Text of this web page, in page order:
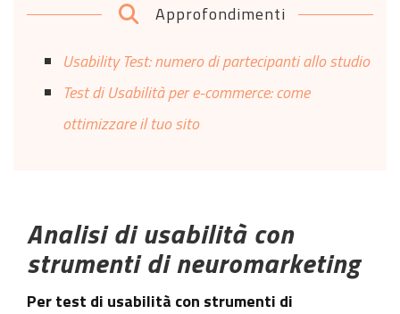
Approfondimenti
Usability Test: numero di partecipanti allo studio
Test di Usabilità per e-commerce: come
ottimizzare il tuo sito
Analisi di usabilità con
strumenti di neuromarketing
Per test di usabilità con strumenti di